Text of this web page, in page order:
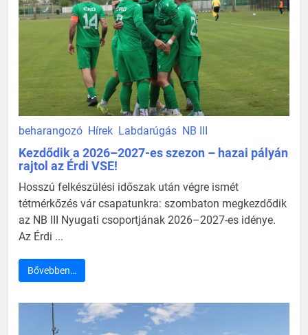
beharangozó Hírek Labdarúgás NB III
Kezdődik a 2026–2027-es szezon – hazai pályán
rajtol az Érdi VSE!
Hosszú felkészülési időszak után végre ismét
tétmérkőzés vár csapatunkra: szombaton megkezdődik
az NB III Nyugati csoportjának 2026–2027-es idénye.
Az Érdi ...
Bővebben…